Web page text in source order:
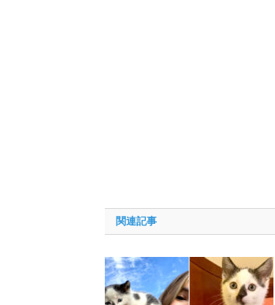
関連記事